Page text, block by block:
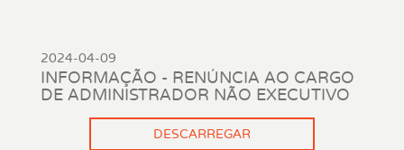
2024-04-09
INFORMAÇÃO - RENÚNCIA AO CARGO
DE ADMINISTRADOR NÃO EXECUTIVO
DESCARREGAR